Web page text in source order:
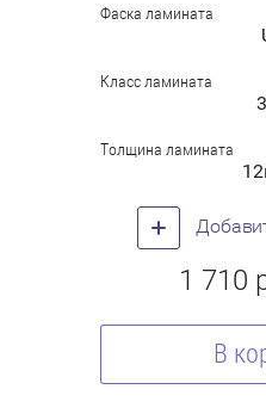
Фаска ламината
Класс ламината
Толщина ламината
1 710
В